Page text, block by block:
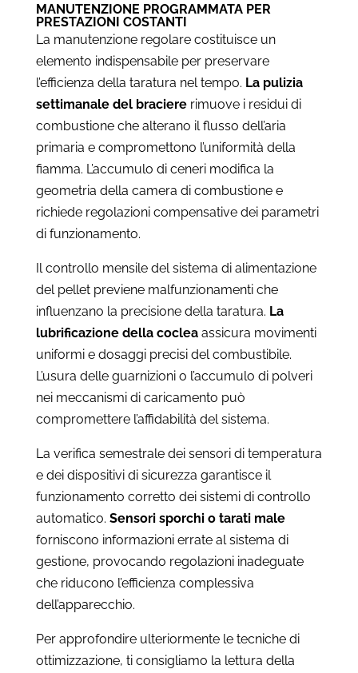
MANUTENZIONE PROGRAMMATA PER
PRESTAZIONI COSTANTI
La manutenzione regolare costituisce un
elemento indispensabile per preservare
l’efficienza della taratura nel tempo. La pulizia
settimanale del braciererimuove i residui di
combustione che alterano il flusso dell’aria
primaria e compromettono l’uniformità della
fiamma. L’accumulo di ceneri modifica la
geometria della camera di combustione e
richiede regolazioni compensative dei parametri
di funzionamento.
Il controllo mensile del sistema di alimentazione
del pellet previene malfunzionamenti che
influenzano la precisione della taratura. La
lubrificazione della cocleaassicura movimenti
uniformi e dosaggi precisi del combustibile.
L’usura delle guarnizioni o l’accumulo di polveri
nei meccanismi di caricamento può
compromettere l’affidabilità del sistema.
La verifica semestrale dei sensori di temperatura
e dei dispositivi di sicurezza garantisce il
funzionamento corretto dei sistemi di controllo
automatico. Sensori sporchi o tarati male
forniscono informazioni errate al sistema di
gestione, provocando regolazioni inadeguate
che riducono l’efficienza complessiva
dell’apparecchio.
Per approfondire ulteriormente le tecniche di
ottimizzazione, ti consigliamo la lettura della